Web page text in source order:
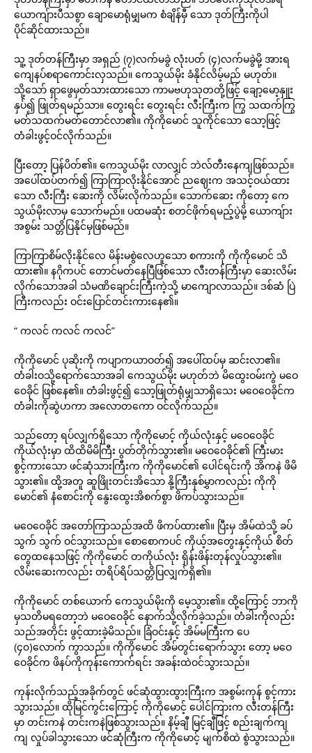
ယောကျ်ားပီသစွာ ချောမောရုံမျှမက စံချိန်မှီ သော ဒုတ်ကြီးကိုပါ
ပိုင်ဆိုင်ထားသည်။
သူ့ ဒုတ်တန်ကြီးမှာ အရှည် (၇)လက်မခွဲ လုံးပတ် (၄)လက်မခွဲမို့ အားရ
ကျေနပ်စရာကောင်းလှသည်။ ကေသွယ်မိုး ခံနိုင်လိမ့်မည် မဟုတ်။
သို့သော် ရှာဖွေမှတ်သားထားသော ကာမဗဟုသုတတို့ဖြင့် ချော့မော့နှူး
နှပ်၍ ဖြုတ်ရမည်သာ။ တွေးရင်း တွေးရင်း လီးကြီးက ကြွ သထက်ကြွ
မတ်သထက်မတ်တောင်လာ၏။ ကိုကိုမောင် သူကိုင်သော သော့ဖြင့်
တံခါးဖွင့်ဝင်လိုက်သည်။
ပြီးတော့ ပြန်ပိတ်၏။ ကေသွယ်မိုး လာလျှင် ဘဲလ်တီးနေကျဖြစ်သည်။
အပေါ်ထပ်တက်၍ ကြာကြာလိုးနိုင်အောင် ညဈေးက အသင့်ဝယ်ထား
သော လီးကြီး ဆေးကို လိမ်းလိုက်သည်။ သောက်ဆေး ကိုတော့ ကေ
သွယ်မိုးလာမှ သောက်မည်။ ပထမဆုံး စတင်ဖိုက်ရမည့်ပွဲမို့ ယောကျ်ား
အစွမ်း သတ္တိပြနိုင်မှဖြစ်မည်။
ကြာကြာစိမ်လိုးနိုင်လေ မိန်းမစွဲလေဟူသော စကားကို ကိုကိုမောင် သိ
ထား၏။ နဂိုကပင် တောင်မတ်နေပြီဖြစ်သော လီးတန်ကြီးမှာ ဆေးလိမ်း
လိုက်သောအခါ သံမဏိချောင်းကြီးကဲ့သို့ မာကျောလာသည်။ ဒစ်ဆံ ပြဲ
ကြီးကလည်း ဝင်းပြောင်တင်းကားနေ၏။
“ ကလင် ကလင် ကလင်”
ကိုကိုမောင် ပုဆိုးကို ကပျာကယာဝတ်၍ အပေါ်ထပ်မှ ဆင်းလာ၏။
တံခါးဝသို့ရောက်သောအခါ ကေသွယ်မိုး မဟုတ်ဘဲ မိထွေးဝမ်းကွဲ မဝေ
ဝေခိုင် ဖြစ်နေ၏။ တံခါးဖွင့်၍ သော့ဖြုတ်ရုံမျှသာရှိသေး မဝေဝေခိုင်က
တံခါးကိုဆွဲဟကာ အလောတကော ဝင်လိုက်သည်။
သည်တော့ ရပ်လျှက်ရှိသော ကိုကိုမောင့် ကိုယ်လုံးနှင့် မဝေဝေခိုင်
ကိုယ်လုံးမှာ ထိထိမိမိကြီး ပွတ်တိုက်သွား၏။ မဝေဝေခိုင်၏ ကြီးမား
စွင့်ကားသော ဖင်ဆုံသားကြီးက ကိုကိုမောင်၏ ပေါင်ရင်းကို အိကနဲ ဖိမိ
သွား၏။ ထို့အတူ ဆူဖြိုးတင်းအိသော နို့ကြီးနှစ်မွှာကလည်း ကိုကို
မောင်၏ နံစောင်းကို နွေးထွေးအိစက်စွာ ဖိကပ်သွားသည်။
မဝေဝေခိုင် အတော်ကြာသည်အထိ ဖိကပ်ထား၏။ ပြီးမှ အိမ်ထဲသို့ ခပ်
သွက် သွက် ဝင်သွားသည်။ စောစောကပင် ကိုယ့်အတွေးနှင့်ကိုယ် စိတ်
တွေထနေသဖြင့် ကိုကိုမောင် တကိုယ်လုံး ရှိန်းဖိန်းတုန်လှုပ်သွား၏။
လိမ်းဆေးကလည်း တရိပ်ရိပ်သတ္တိပြလျှက်ရှိ၏။
ကိုကိုမောင် တစ်ယောက် ကေသွယ်မိုးကို မေ့သွား၏။ ထို့ကြောင့် ဘာကို
မှသတိမရတော့ဘဲ မဝေဝေခိုင် နောက်သို့လိုက်ခဲ့သည်။ တံခါးကိုလည်း
သည်အတိုင်း ဖွင့်ထားခဲ့မိသည်။ ခြံဝင်းနှင့် အိမ်မကြီးက ပေ
(၄၀)လောက် ကွာသည်။ ကိုကိုမောင် အိမ်တွင်းရောက်သွား တော့ မဝေ
ဝေခိုင်က ဖိနပ်ကိုကုန်းကောက်ရင်း အခန်းထဲဝင်သွားသည်။
ကုန်းလိုက်သည့်အခိုက်တွင် ဖင်ဆုံထွားထွားကြီးက အစွမ်းကုန် စွင့်ကား
သွားသည်။ ထိုမြင်ကွင်းကြောင့် ကိုကိုမောင့် ပေါင်ကြားက လီးတန်ကြီး
မှာ တင်းကနဲ တင်းကနဲဖြစ်သွားသည်။ နိမ့်ချီ မြင့်ချီဖြင့် စည်းချက်ကျ
ကျ လှုပ်ခါသွားသော ဖင်ဆုံကြီးက ကိုကိုမောင့် မျက်စိထဲ စွဲသွားသည်။